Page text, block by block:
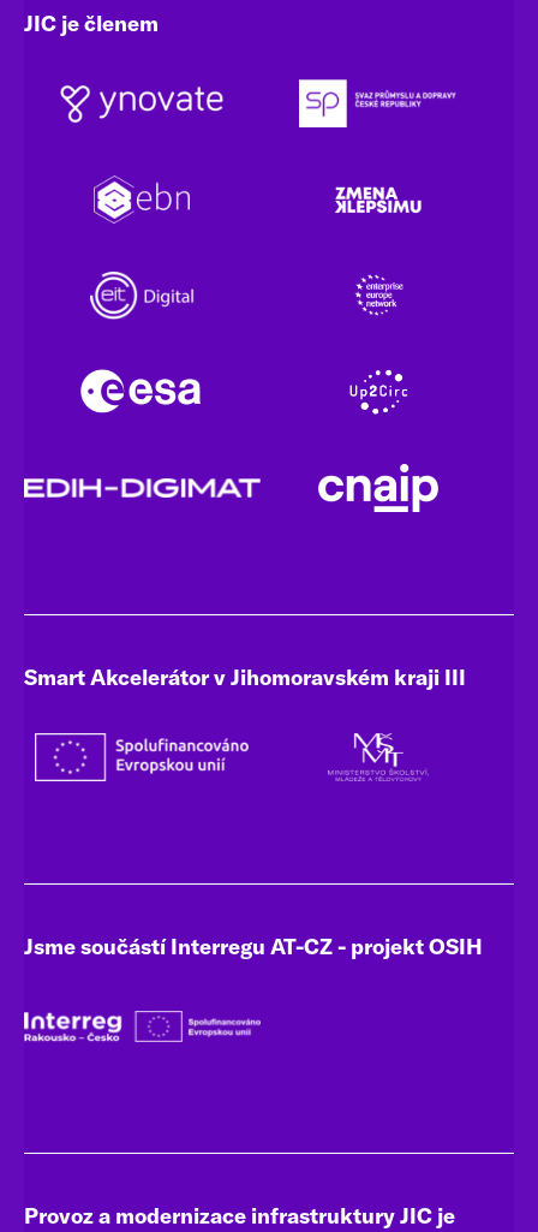
JIC je členem
Smart Akcelerátor v Jihomoravském kraji III
Jsme součástí Interregu AT-CZ - projekt OSIH
Provoz a modernizace infrastruktury JIC je